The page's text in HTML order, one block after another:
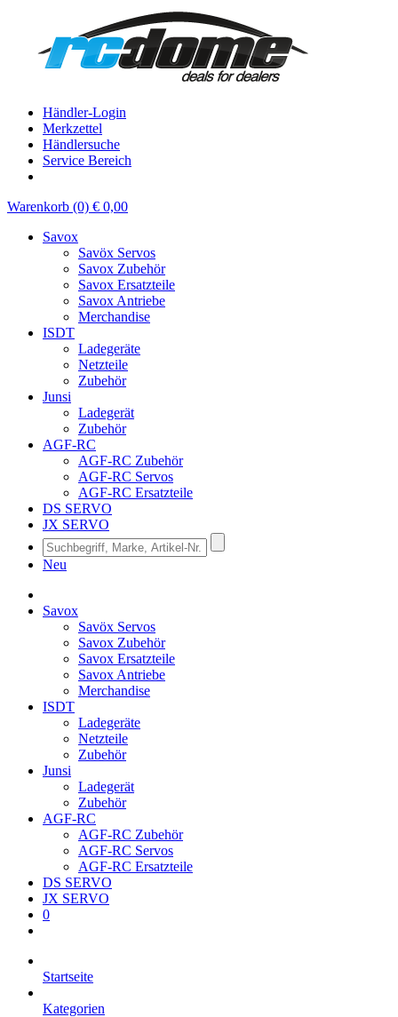
Händler-Login
Merkzettel
Händlersuche
Service Bereich
Warenkorb (0) € 0,00
Savox
Savöx Servos
Savox Zubehör
Savox Ersatzteile
Savox Antriebe
Merchandise
ISDT
Ladegeräte
Netzteile
Zubehör
Junsi
Ladegerät
Zubehör
AGF-RC
AGF-RC Zubehör
AGF-RC Servos
AGF-RC Ersatzteile
DS SERVO
JX SERVO
Neu
Savox
Savöx Servos
Savox Zubehör
Savox Ersatzteile
Savox Antriebe
Merchandise
ISDT
Ladegeräte
Netzteile
Zubehör
Junsi
Ladegerät
Zubehör
AGF-RC
AGF-RC Zubehör
AGF-RC Servos
AGF-RC Ersatzteile
DS SERVO
JX SERVO
0
Startseite
Kategorien